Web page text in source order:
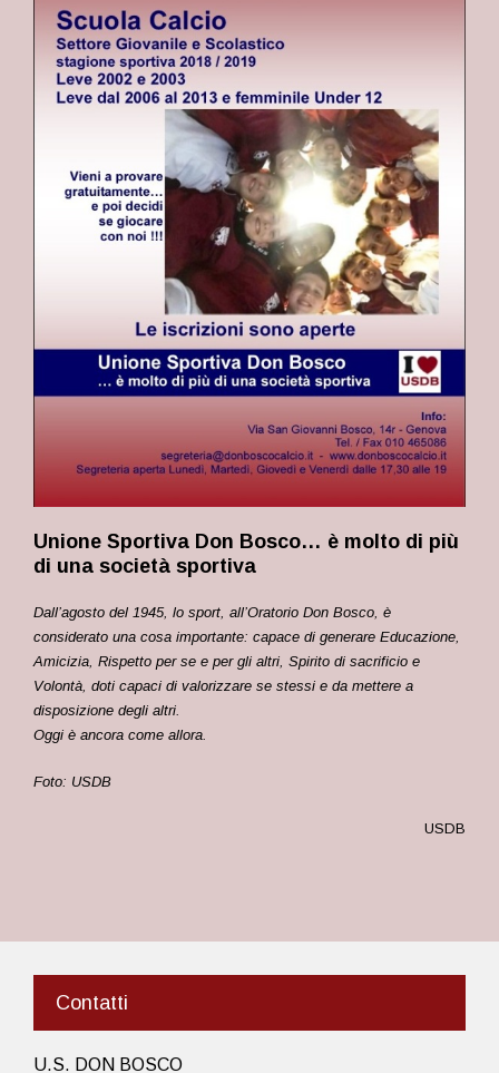
Unione Sportiva Don Bosco… è molto di più
di una società sportiva
Dall’agosto del 1945, lo sport, all’Oratorio Don Bosco, è
considerato una cosa importante: capace di generare Educazione,
Amicizia, Rispetto per se e per gli altri, Spirito di sacrificio e
Volontà, doti capaci di valorizzare se stessi e da mettere a
disposizione degli altri.
Oggi è ancora come allora.
Foto: USDB
USDB
Contatti
U.S. DON BOSCO